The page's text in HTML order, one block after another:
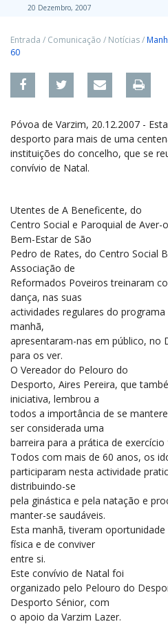
20 Dezembro, 2007
Entrada / Comunicação / Notícias/
60
Póvoa de Varzim, 20.12.2007 -
desporto para mais de uma
instituições do concelho, que se
convívio de Natal.
Utentes de A Beneficente, do
Centro Social e Paroquial de
Bem-Estar de São
Pedro de Rates, do Centro Social
Associação de
Reformados Poveiros treinaram
dança, nas suas
actividades regulares do
manhã,
apresentaram-nas em público, no
para os ver.
O Vereador do Pelouro do
Desporto, Aires Pereira, que
iniciativa, lembrou a
todos a importância de se
ser considerada uma
barreira para a prática de exercício
Todos com mais de 60 anos, os
participaram nesta actividade
distribuindo-se
pela ginástica e pela natação e
manter-se saudáveis.
Esta manhã, tiveram
física e de conviver
entre si.
Este convívio de Natal foi
organizado pelo Pelouro do
Desporto Sénior, com
o apoio da Varzim Lazer.